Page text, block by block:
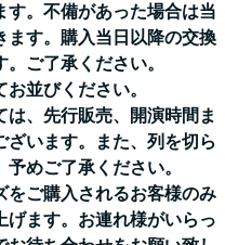
す。不備があった場合は当
ます。購入当日以降の交換
ご了承ください。
並びください。
、先行販売、開演時間ま
います。また、列を切ら
めご了承ください。
ご購入されるお客様のみ
げます。お連れ様がいらっ